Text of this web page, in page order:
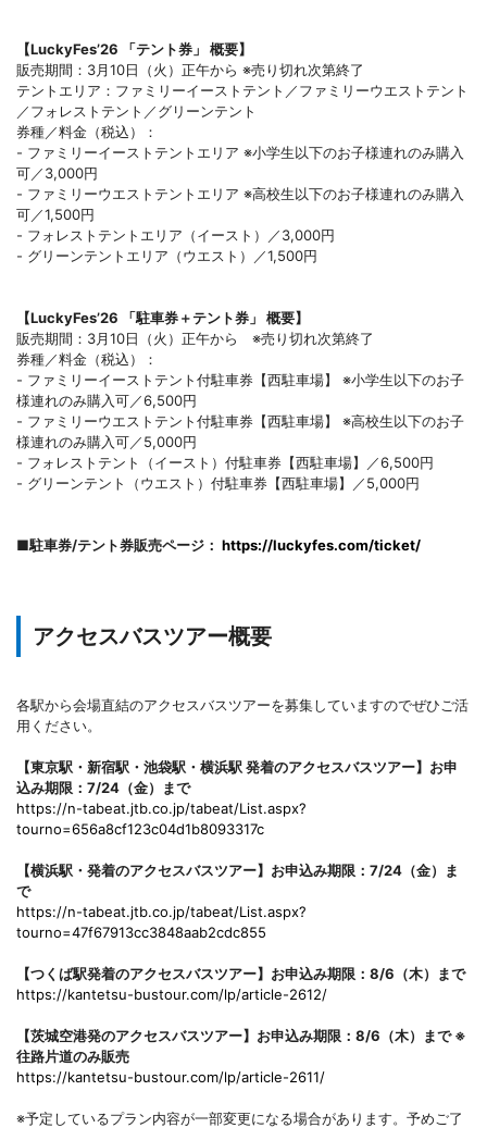
【LuckyFes’26 「テント券」 概要】
販売期間：3月10日（火）正午から ※売り切れ次第終了
テントエリア：ファミリーイーストテント／ファミリーウエストテント
／フォレストテント／グリーンテント
券種／料金（税込）：
- ファミリーイーストテントエリア ※小学生以下のお子様連れのみ購入
可／3,000円
- ファミリーウエストテントエリア ※高校生以下のお子様連れのみ購入
可／1,500円
- フォレストテントエリア（イースト）／3,000円
- グリーンテントエリア（ウエスト）／1,500円
【LuckyFes’26 「駐車券＋テント券」 概要】
販売期間：3月10日（火）正午から ※売り切れ次第終了
券種／料金（税込）：
- ファミリーイーストテント付駐車券【西駐車場】 ※小学生以下のお子
様連れのみ購入可／6,500円
- ファミリーウエストテント付駐車券【西駐車場】 ※高校生以下のお子
様連れのみ購入可／5,000円
- フォレストテント（イースト）付駐車券【西駐車場】／6,500円
- グリーンテント（ウエスト）付駐車券【西駐車場】／5,000円
■駐車券/テント券販売ページ： https://luckyfes.com/ticket/
アクセスバスツアー概要
各駅から会場直結のアクセスバスツアーを募集していますのでぜひご活
用ください。
【東京駅・新宿駅・池袋駅・横浜駅 発着のアクセスバスツアー】お申
込み期限：7/24（金）まで
https://n-tabeat.jtb.co.jp/tabeat/List.aspx?
tourno=656a8cf123c04d1b8093317c
【横浜駅・発着のアクセスバスツアー】お申込み期限：7/24（金）ま
で
https://n-tabeat.jtb.co.jp/tabeat/List.aspx?
tourno=47f67913cc3848aab2cdc855
【つくば駅発着のアクセスバスツアー】お申込み期限：8/6（木）まで
https://kantetsu-bustour.com/lp/article-2612/
【茨城空港発のアクセスバスツアー】お申込み期限：8/6（木）まで ※
往路片道のみ販売
https://kantetsu-bustour.com/lp/article-2611/
※予定しているプラン内容が一部変更になる場合があります。予めご了